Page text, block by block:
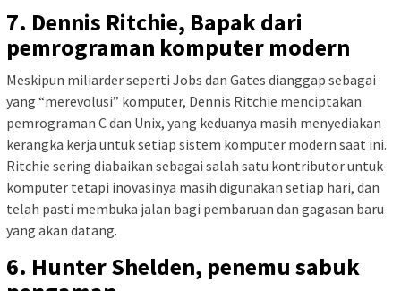
7. Dennis Ritchie, Bapak dari
pemrograman komputer modern
Meskipun miliarder seperti Jobs dan Gates dianggap sebagai
yang “merevolusi” komputer, Dennis Ritchie menciptakan
pemrograman C dan Unix, yang keduanya masih menyediakan
kerangka kerja untuk setiap sistem komputer modern saat ini.
Ritchie sering diabaikan sebagai salah satu kontributor untuk
komputer tetapi inovasinya masih digunakan setiap hari, dan
telah pasti membuka jalan bagi pembaruan dan gagasan baru
yang akan datang.
6. Hunter Shelden, penemu sabuk